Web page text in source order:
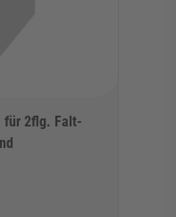
für 2flg. Falt-